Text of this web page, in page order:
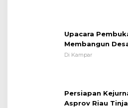
Upacara
Membangun
Kodim 0313/KPR
Di Kampar
Persiapan
Asprov Riau